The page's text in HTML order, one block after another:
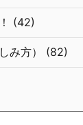
(42)
み方） (82)